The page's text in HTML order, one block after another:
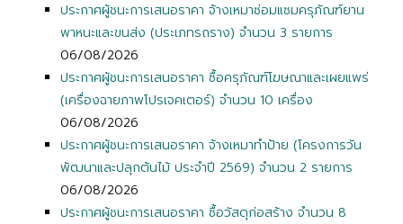
ประกาศผู้ชนะการเสนอราคา จ้างเหมาซ่อมแซมครุภัณฑ์ยาน
พาหนะและขนส่ง (ประเภทรถราง) จำนวน 3 รายการ
06/08/2026
ประกาศผู้ชนะการเสนอราคา ซื้อครุภัณฑ์โฆษณาและเผยแพร่
(เครื่องฉายภาพโปรเจคเตอร์) จำนวน 10 เครื่อง
06/08/2026
ประกาศผู้ชนะการเสนอราคา จ้างเหมาทำป้าย (โครงการวัน
พัฒนาและปลุกต้นไม้ ประจำปี 2569) จำนวน 2 รายการ
06/08/2026
ประกาศผู้ชนะการเสนอราคา ซื้อวัสดุก่อสร้าง จำนวน 8